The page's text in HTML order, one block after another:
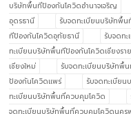
บริษัทพื้นทีป้องกันโควิดอำนาจเจริญ
อุดรธานี
รับจดทะเบียนบริษัทพื้
ทีป้องกันโควิดอุทัยธานี
รับจดท
ทะเบียนบริษัทพื้นทีป้องกันโควิดเชียงราย
เชียงใหม่
รับจดทะเบียนบริษัทพื้
ป้องกันโควิดแพร่
รับจดทะเบีย
ทะเบียนบริษัทพื้นที่ควบคุมโควิด
จดทะเบียนบริษัทพื้นที่ควบคุมโควิดนคร